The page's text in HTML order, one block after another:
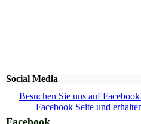
Social Media
Besuchen Sie uns auf
Facebook Seite und